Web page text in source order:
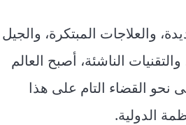
والعلاجات المبتكرة، والجيل
الناشئة، أصبح العالم
القضاء التام على هذا
الدولية.